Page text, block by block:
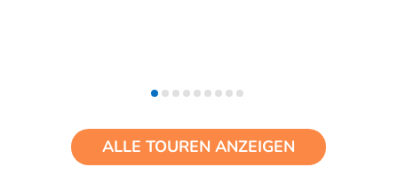
ALLE TOUREN ANZEIGEN